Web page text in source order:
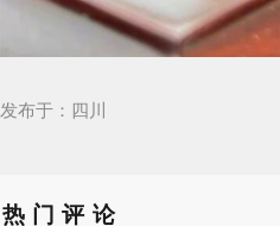
发布于：四川
热门评论